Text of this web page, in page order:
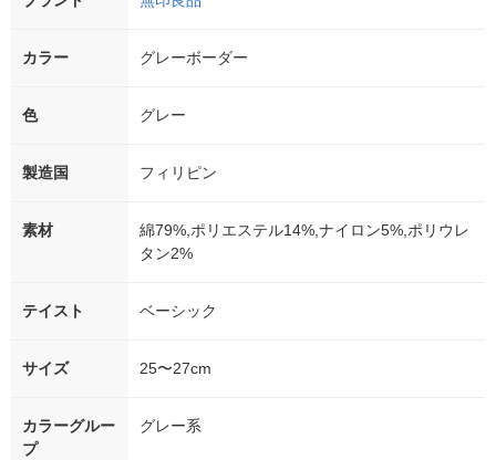
カラー グレーボーダー
色 グレー
製造国 フィリピン
素材
綿79%,ポリエステル14%,ナイロン5%,ポリウレ
タン2%
テイスト ベーシック
サイズ 25〜27cm
カラーグルー
プ
グレー系